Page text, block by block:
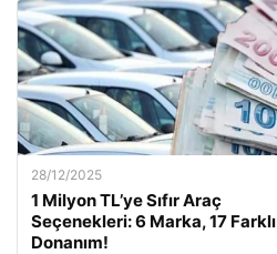
28/12/2025
1 Milyon TL’ye Sıfır Araç
Seçenekleri: 6 Marka, 17 Farklı
Donanım!